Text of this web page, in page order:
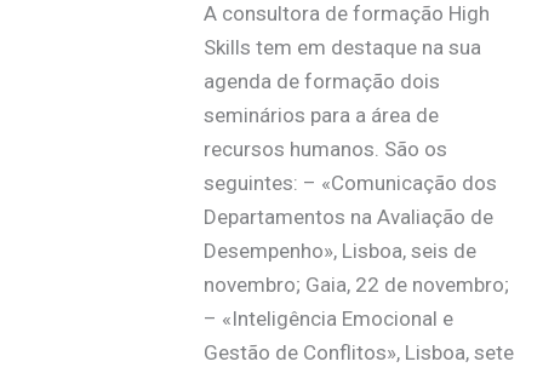
A consultora de formação High
Skills tem em destaque na sua
agenda de formação dois
seminários para a área de
recursos humanos. São os
seguintes: – «Comunicação dos
Departamentos na Avaliação de
Desempenho», Lisboa, seis de
novembro; Gaia, 22 de novembro;
– «Inteligência Emocional e
Gestão de Conflitos», Lisboa, sete